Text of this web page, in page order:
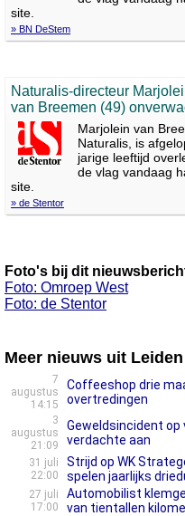
site.
» BN DeStem
Naturalis-directeur
van Breemen (49)
Marjolein van
Naturalis, is
jarige leeftijd
de vlag vandaag
site.
» de Stentor
Foto's bij dit
Foto: Omroep West
Foto: de Stentor
Meer nieuws uit Leiden
7
augustus
14:15
Coffeeshop drie
overtredingen
3
augustus
21:09
Geweldsincident op
verdachte aan
31 juli
22:00
Strijd op WK
spelen jaarlijks
27 juli
17:00
Automobilist
van tientallen